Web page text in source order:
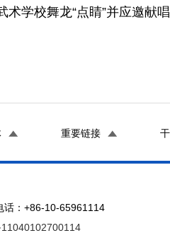
学校舞龙“点睛”并应邀献
重要链接
：+86-10-65961114